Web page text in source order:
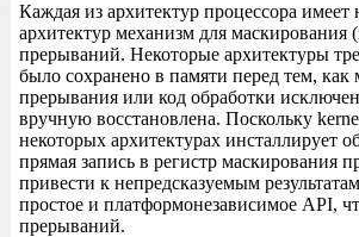
Каждая из архитектур процессора
архитектур механизм для маскирования
прерываний. Некоторые архитектуры
было сохранено в памяти перед тем,
прерывания или код обработки
вручную восстановлена. Поскольку
некоторых архитектурах инсталлирует
прямая запись в регистр маскирования
привести к непредсказуемым
простое и платформонезависимое API,
прерываний.